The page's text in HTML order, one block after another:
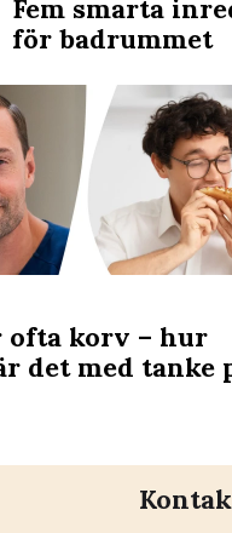
Fem smarta
för badrummet
ofta korv – hur
det med tanke